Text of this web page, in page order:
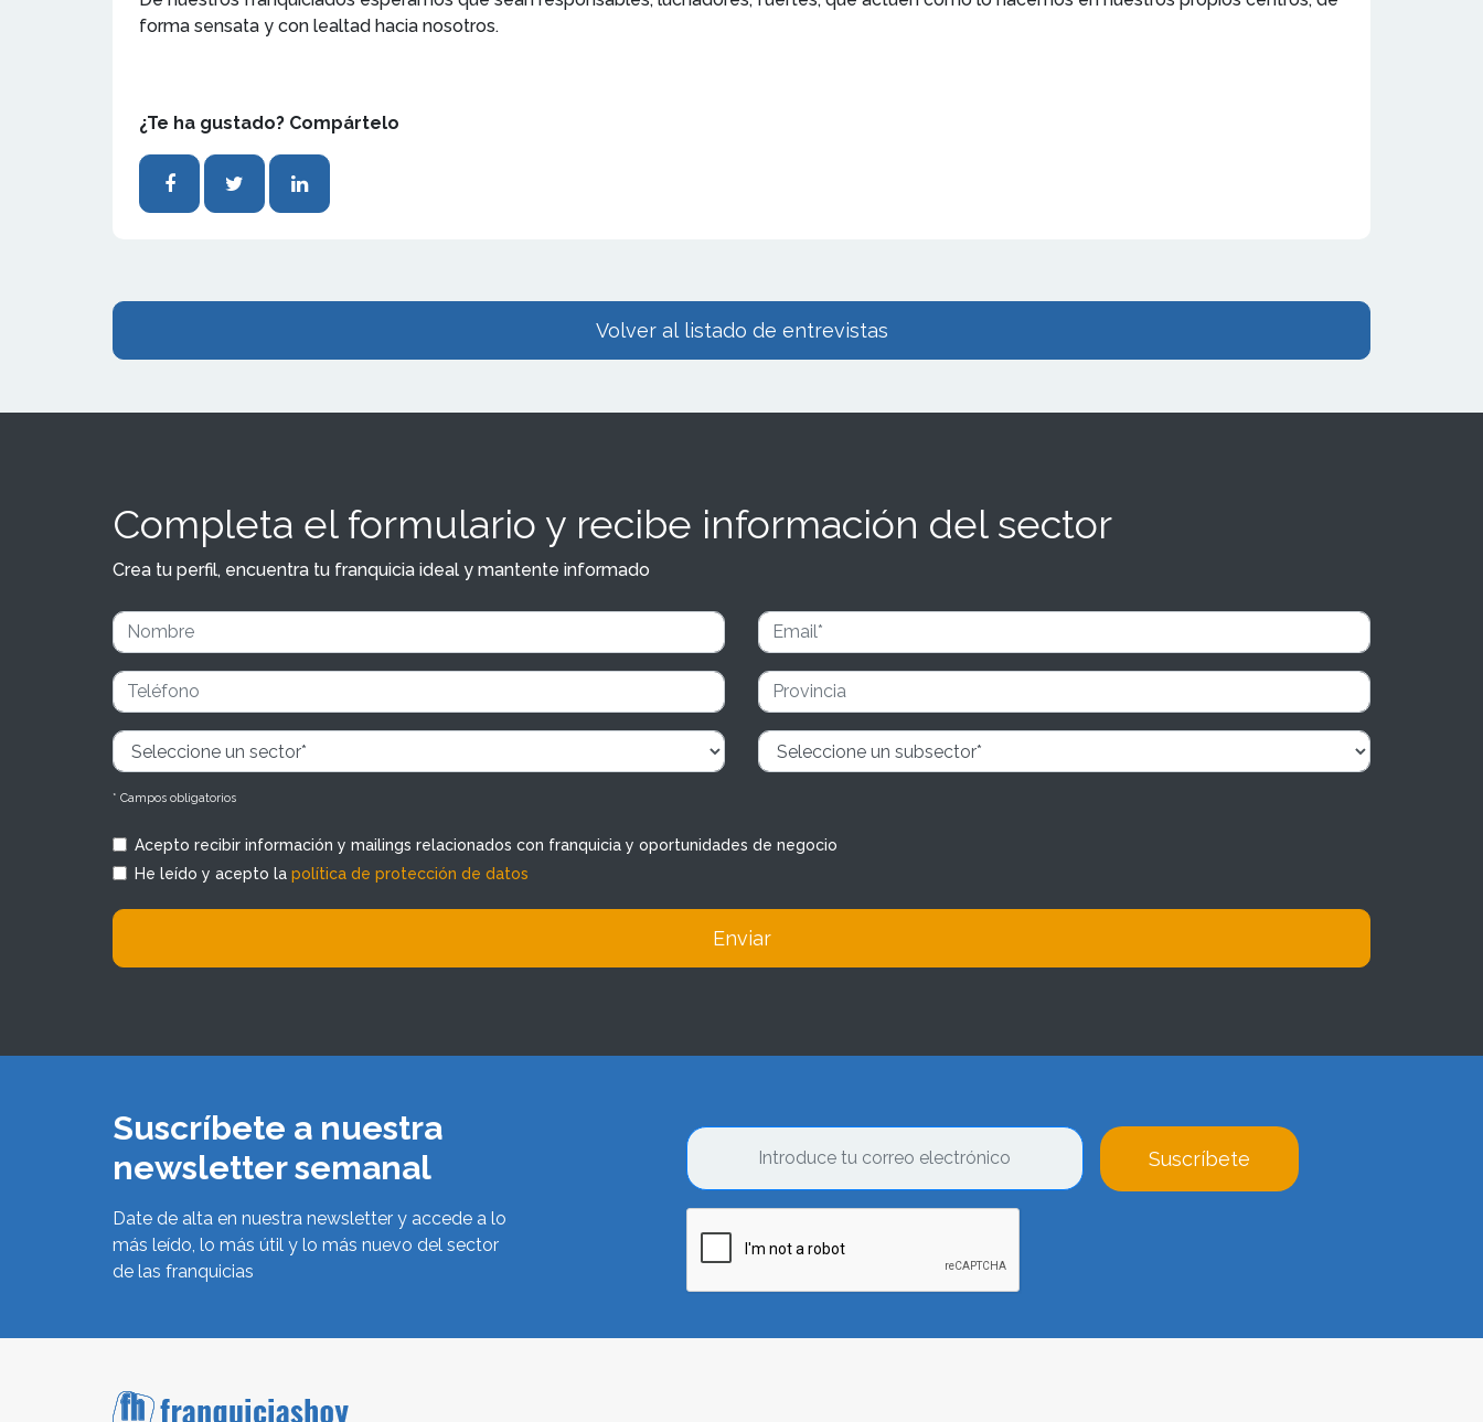
forma sensata y con lealtad hacia nosotros.
¿Te ha gustado? Compártelo
Volver al listado de entrevistas
Completa el formulario y recibe información del sector
Crea tu perfil, encuentra tu franquicia ideal y mantente informado
* Campos obligatorios
Acepto recibir información y mailings relacionados con franquicia y oportunidades de negocio
He leído y acepto la política de protección de datos
Enviar
Suscríbete a nuestra
newsletter semanal
Date de alta en nuestra newsletter y accede a lo
más leído, lo más útil y lo más nuevo del sector
de las franquicias
Suscríbete